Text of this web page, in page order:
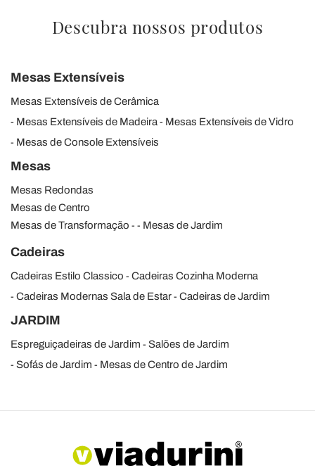
Descubra nossos produtos
Mesas Extensíveis
Mesas Extensíveis de Cerâmica
Mesas Extensíveis de Madeira
Mesas Extensíveis de Vidro
Mesas de Console Extensíveis
Mesas
Mesas Redondas
Mesas de Centro
Mesas de Transformação
Mesas de Jardim
Cadeiras
Cadeiras Estilo Classico
Cadeiras Cozinha Moderna
Cadeiras Modernas Sala de Estar
Cadeiras de Jardim
JARDIM
Espreguiçadeiras de Jardim
Salões de Jardim
Sofás de Jardim
Mesas de Centro de Jardim